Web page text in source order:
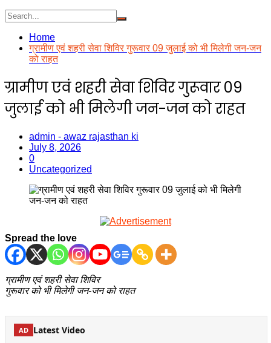
Home
ग्रामीण एवं शहरी सेवा शिविर गुरूवार 09 जुलाई को भी मिलेगी जन-जन
को राहत
ग्रामीण एवं शहरी सेवा शिविर गुरूवार 09
जुलाई को भी मिलेगी जन-जन को राहत
admin - awaz rajasthan ki
July 8, 2026
0
Uncategorized
Spread the love
ग्रामीण एवं शहरी सेवा शिविर
गुरूवार को भी मिलेगी जन-जन को राहत
AD Latest Video